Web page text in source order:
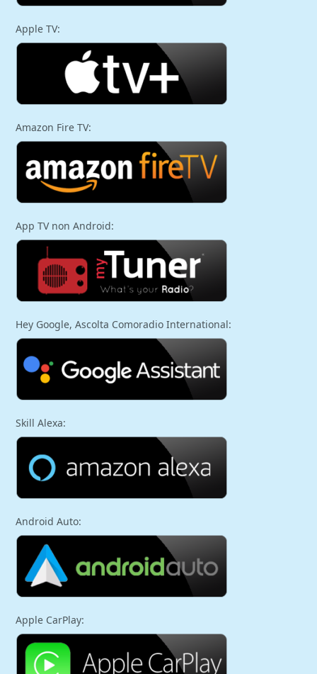
Apple TV:
Amazon Fire TV:
App TV non Android:
Hey Google, Ascolta Comoradio International:
Skill Alexa:
Android Auto:
Apple CarPlay: